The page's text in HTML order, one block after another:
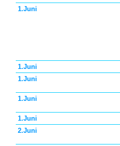
1.Juni
1.Juni
1.Juni
1.Juni
1.Juni
2.Juni